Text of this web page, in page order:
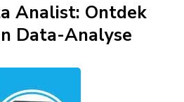
Analist: Ontdek
Data-Analyse